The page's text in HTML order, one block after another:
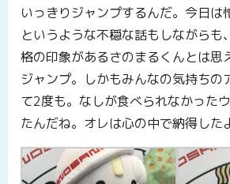
いっきりジャンプするんだ。今日は
というような不穏な話もしながらも
格の印象があるさのまるくんとは思
ジャンプ。しかもみんなの気持ちの
て2度も。なしが食べられなかった
たんだね。オレは心の中で納得した